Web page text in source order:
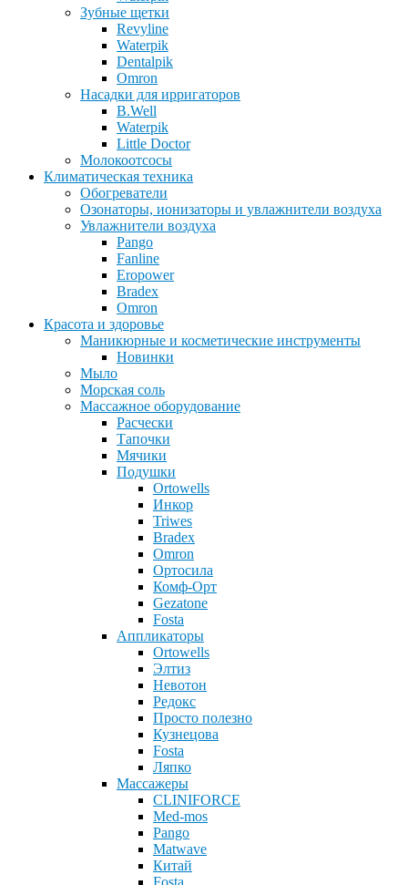
Зубные щетки
Revyline
Waterpik
Dentalpik
Omron
Насадки для ирригаторов
B.Well
Waterpik
Little Doctor
Молокоотсосы
Климатическая техника
Обогреватели
Озонаторы, ионизаторы и увлажнители воздуха
Увлажнители воздуха
Pango
Fanline
Eropower
Bradex
Omron
Красота и здоровье
Маникюрные и косметические инструменты
Новинки
Мыло
Морская соль
Массажное оборудование
Расчески
Тапочки
Мячики
Подушки
Ortowells
Инкор
Triwes
Bradex
Omron
Ортосила
Комф-Орт
Gezatone
Fosta
Аппликаторы
Ortowells
Элтиз
Невотон
Редокс
Просто полезно
Кузнецова
Fosta
Ляпко
Массажеры
CLINIFORCE
Med-mos
Pango
Matwave
Китай
Fosta